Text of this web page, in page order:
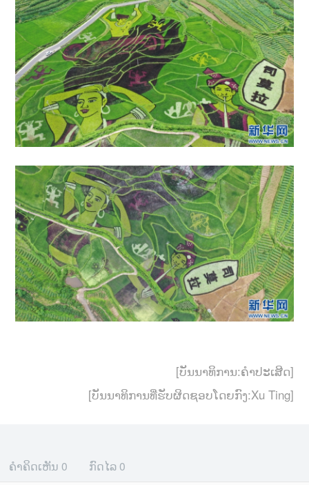
[ບັນນາທິການ:ຄຳປະເສີດ]
[ບັນນາທິການທີ່ຮັບຜິດຊອບໂດຍກົງ:Xu Ting]
ຄຳຄິດເຫັນ 0 ກົດໄລ 0